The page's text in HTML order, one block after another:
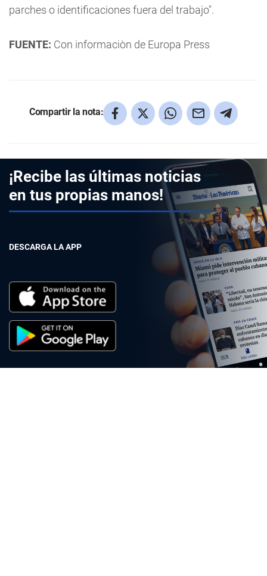
parches o identificaciones fuera del trabajo".
FUENTE: Con informaciòn de Europa Press
Compartir la nota:
¡Recibe las últimas noticias
en tus propias manos!
DESCARGA LA APP